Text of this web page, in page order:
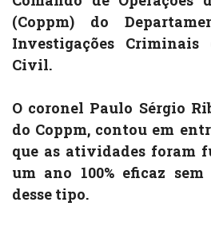
(Coppm) do
Investigações
Civil.
O coronel Paulo Sérgio
do Coppm, contou em
que as atividades foram
um ano 100% eficaz
desse tipo.